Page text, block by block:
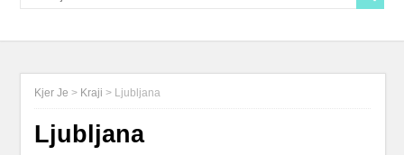
Kjer Je > Kraji > Ljubljana
Ljubljana